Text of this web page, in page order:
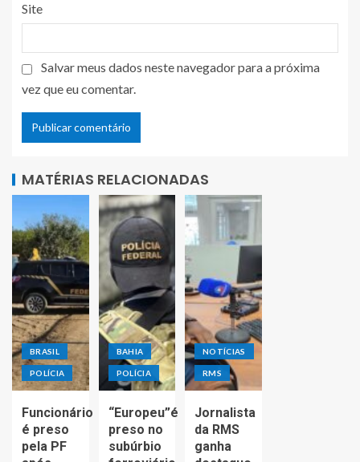
Site
Salvar meus dados neste navegador para a próxima
vez que eu comentar.
MATÉRIAS RELACIONADAS
BRASIL
POLÍCIA
Funcionário
é preso
pela PF
BAHIA
POLÍCIA
“Europeu”é
preso no
subúrbio
NOTÍCIAS
RMS
Jornalista
da RMS
ganha